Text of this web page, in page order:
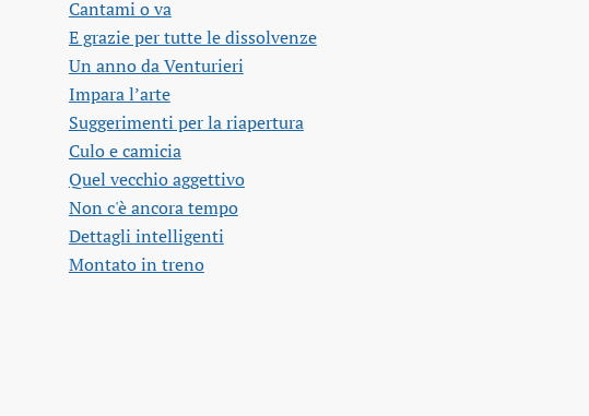
Cantami o va
E grazie per tutte le dissolvenze
Un anno da Venturieri
Impara l’arte
Suggerimenti per la riapertura
Culo e camicia
Quel vecchio aggettivo
Non c'è ancora tempo
Dettagli intelligenti
Montato in treno